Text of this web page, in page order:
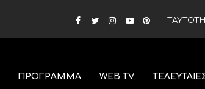
ΠΡΟΓΡΑΜΜΑ WEB TV